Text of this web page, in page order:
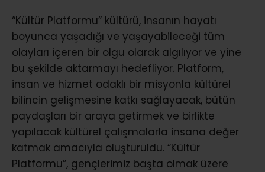
“Kültür Platformu” kültürü, insanın hayatı
boyunca yaşadığı ve yaşayabileceği tüm
olayları içeren bir olgu olarak algılıyor ve yine
bu şekilde aktarmayı hedefliyor. Platform,
insan ve hizmet odaklı bir misyonla kültürel
bilincin gelişmesine katkı sağlayacak, bütün
paydaşları bir araya getirmek ve birlikte
yapılacak kültürel çalışmalarla insana değer
katmak amacıyla oluşturuldu. “Kültür
Platformu”, gençlerimiz başta olmak üzere